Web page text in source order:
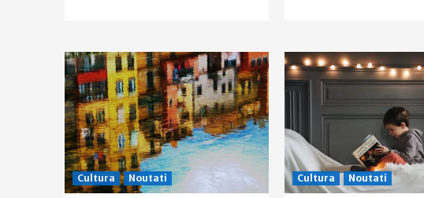
Cultura Noutati Cultura Noutati